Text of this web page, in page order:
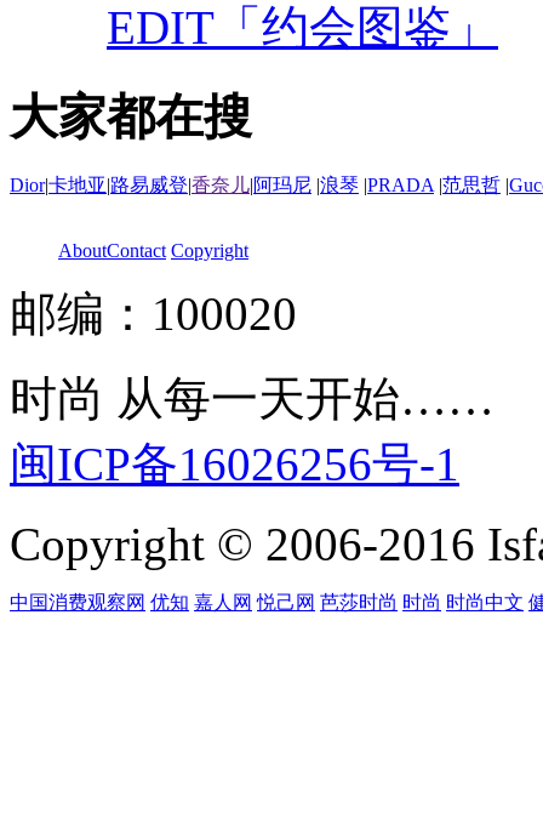
EDIT「约会图鉴」
大家都在搜
Dior|卡地亚|路易威登|香奈儿|阿玛尼 |浪琴 |PRADA |范思哲 |
AboutContact Copyright
邮编：100020
时尚 从每一天开始……
闽ICP备16026256号-1
Copyright © 2006-2016
中国消费观察网 优知 嘉人网 悦己网 芭莎时尚 时尚 时尚中文